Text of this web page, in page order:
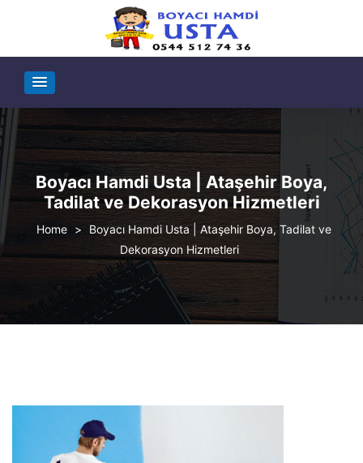
Boyacı Hamdi Usta | Ataşehir Boya,
Tadilat ve Dekorasyon Hizmetleri
>
Boyacı Hamdi Usta | Ataşehir Boya, Tadilat ve
Dekorasyon Hizmetleri